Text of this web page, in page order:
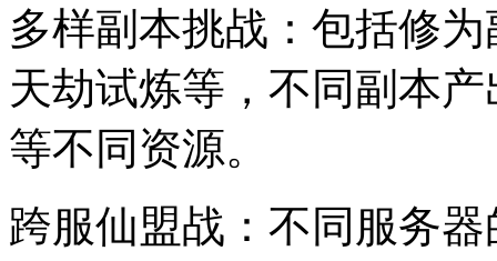
多样副本挑战：包括修
天劫试炼等，不同副本
等不同资源。
跨服仙盟战：不同服务